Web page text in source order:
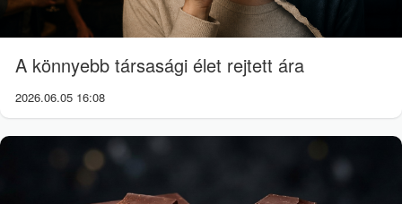
A könnyebb társasági élet rejtett ára
2026.06.05 16:08